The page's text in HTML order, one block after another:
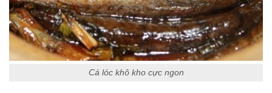
Cá lóc khô kho cực ngon